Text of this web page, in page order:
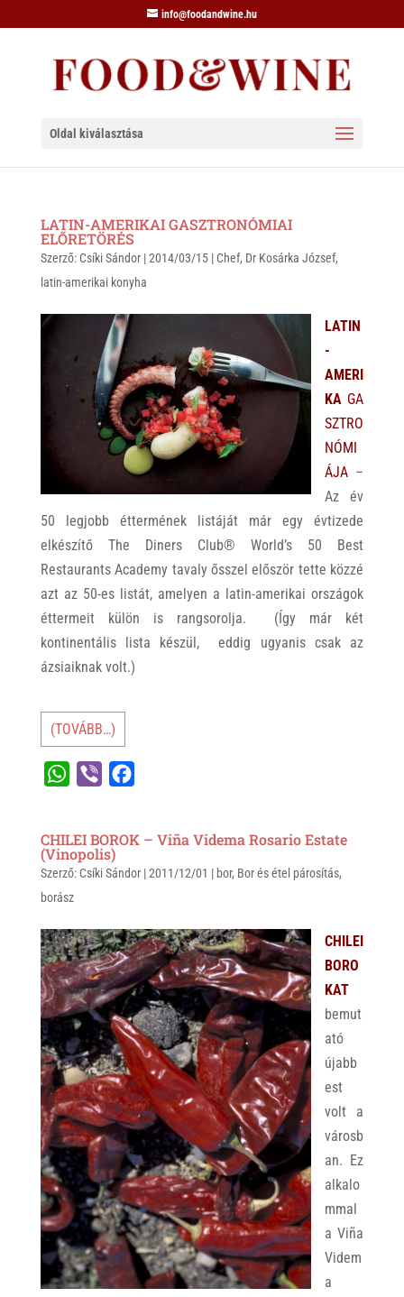
info@foodandwine.hu
Oldal kiválasztása
LATIN-AMERIKAI GASZTRONÓMIAI
ELŐRETÖRÉS
Szerző: Csíki Sándor|2014/03/15| Chef, Dr Kosárka József,
latin-amerikai konyha
LATIN
-
AMERI
KA GA
SZTRO
NÓMI
ÁJA–
Az év
50 legjobb éttermének listáját már egy évtizede
elkészítő The Diners Club® World’s 50 Best
Restaurants Academy tavaly ősszel először tette közzé
azt az 50-es listát, amelyen a latin-amerikai országok
éttermeit külön is rangsorolja. (Így már két
kontinentális lista készül, eddig ugyanis csak az
ázsiaiknak volt.)
(TOVÁBB…)
t
s
A
p
p
e
r
e
b
o
k
CHILEI BOROK – Viña Videma Rosario Estate
(Vinopolis)
Szerző: Csíki Sándor|2011/12/01 | bor, Bor és étel párosítás,
borász
CHILEI
BORO
KAT
bemut
ató
újabb
est
volt a
városb
an. Ez
alkalo
mmal
a Viña
Videm
a